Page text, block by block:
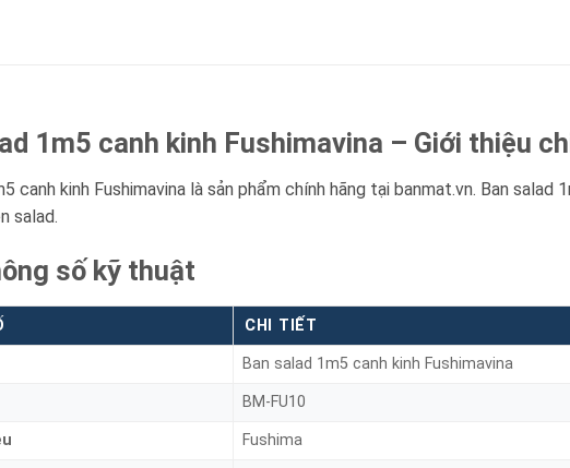
1m5 canh kinh Fushimavina – Giới thiệu
canh kinh Fushimavina là sản phẩm chính hãng tại banmat.vn. Ban
salad.
số kỹ thuật
CHI TIẾT
Ban salad 1m5 canh kinh Fushimavina
BM-FU10
Fushima